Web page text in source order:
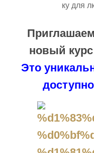
ку для
новый
Это